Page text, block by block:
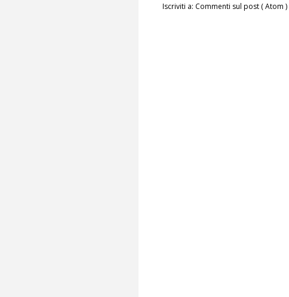
Iscriviti a: Commenti sul post ( Atom )